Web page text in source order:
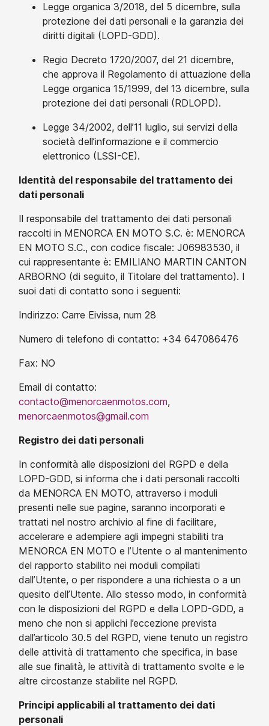
Legge organica 3/2018, del 5 dicembre, sulla
protezione dei dati personali e la garanzia dei
diritti digitali (LOPD-GDD).
Regio Decreto 1720/2007, del 21 dicembre,
che approva il Regolamento di attuazione della
Legge organica 15/1999, del 13 dicembre, sulla
protezione dei dati personali (RDLOPD).
Legge 34/2002, dell’11 luglio, sui servizi della
società dell’informazione e il commercio
elettronico (LSSI-CE).
Identità del responsabile del trattamento dei
dati personali
Il responsabile del trattamento dei dati personali
raccolti in MENORCA EN MOTO S.C. è: MENORCA
EN MOTO S.C., con codice fiscale: J06983530, il
cui rappresentante è: EMILIANO MARTIN CANTON
ARBORNO (di seguito, il Titolare del trattamento). I
suoi dati di contatto sono i seguenti:
Indirizzo: Carre Eivissa, num 28
Numero di telefono di contatto: +34 647086476
Fax: NO
Email di contatto:
contacto@menorcaenmotos.com,
menorcaenmotos@gmail.com
Registro dei dati personali
In conformità alle disposizioni del RGPD e della
LOPD-GDD, si informa che i dati personali raccolti
da MENORCA EN MOTO, attraverso i moduli
presenti nelle sue pagine, saranno incorporati e
trattati nel nostro archivio al fine di facilitare,
accelerare e adempiere agli impegni stabiliti tra
MENORCA EN MOTO e l’Utente o al mantenimento
del rapporto stabilito nei moduli compilati
dall’Utente, o per rispondere a una richiesta o a un
quesito dell’Utente. Allo stesso modo, in conformità
con le disposizioni del RGPD e della LOPD-GDD, a
meno che non si applichi l’eccezione prevista
dall’articolo 30.5 del RGPD, viene tenuto un registro
delle attività di trattamento che specifica, in base
alle sue finalità, le attività di trattamento svolte e le
altre circostanze stabilite nel RGPD.
Principi applicabili al trattamento dei dati
personali